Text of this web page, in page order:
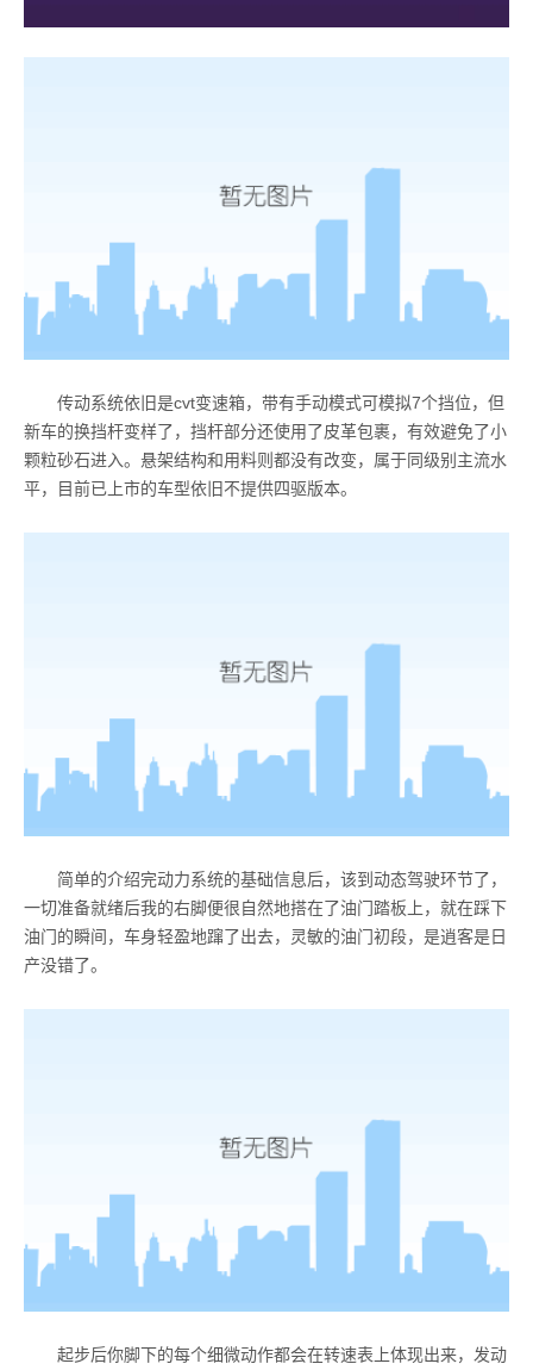
传动系统依旧是cvt变速箱，带有手动模式可模拟7个挡位，但
新车的换挡杆变样了，挡杆部分还使用了皮革包裹，有效避免了小
颗粒砂石进入。悬架结构和用料则都没有改变，属于同级别主流水
平，目前已上市的车型依旧不提供四驱版本。
简单的介绍完动力系统的基础信息后，该到动态驾驶环节了，
一切准备就绪后我的右脚便很自然地搭在了油门踏板上，就在踩下
油门的瞬间，车身轻盈地蹿了出去，灵敏的油门初段，是逍客是日
产没错了。
起步后你脚下的每个细微动作都会在转速表上体现出来，发动